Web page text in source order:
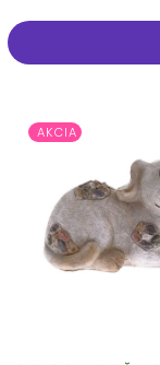
Abecedne
AKCIA